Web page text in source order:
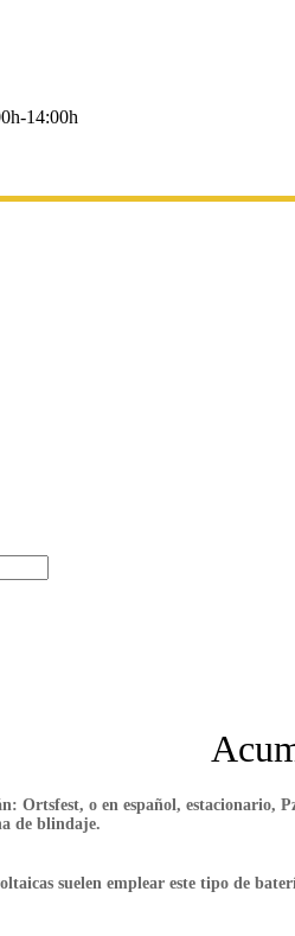
14:00h
: Ortsfest, o en español, estacionario,
de blindaje.
suelen emplear este tipo de